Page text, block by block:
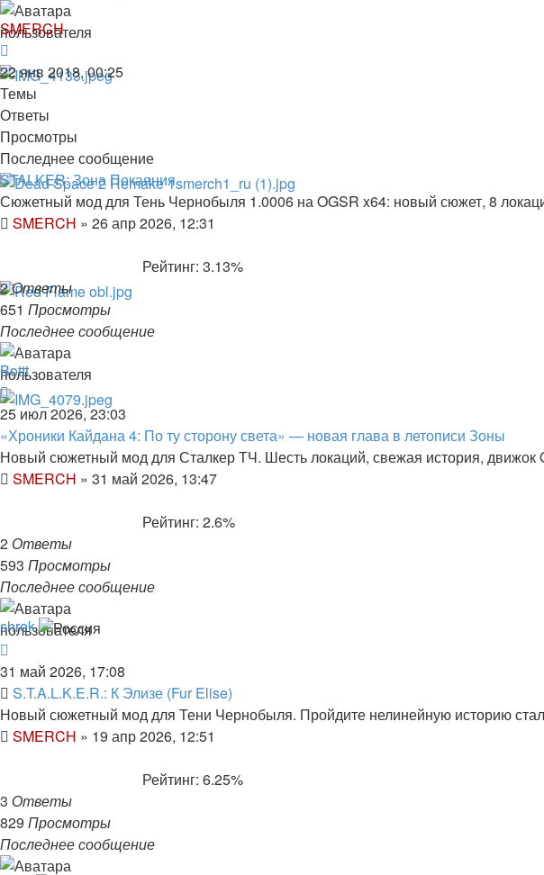
SMERCH
22 янв 2018, 00:25
Темы
Ответы
Просмотры
Последнее сообщение
STALKER: Зона Покаяния
Сюжетный мод для Тень Чернобыля 1.0006 на OGSR x64: новый сюжет, 8
SMERCH » 26 апр 2026, 12:31
Рейтинг: 3.13%
2Ответы
651 Просмотры
Последнее сообщение
Bottt
25 июл 2026, 23:03
«Хроники Кайдана 4: По ту сторону света» — новая глава в летописи Зоны
Новый сюжетный мод для Сталкер ТЧ. Шесть локаций, свежая история, движок
SMERCH » 31 май 2026, 13:47
Рейтинг: 2.6%
2 Ответы
593 Просмотры
Последнее сообщение
shrek
31 май 2026, 17:08
S.T.A.L.K.E.R.: К Элизе (Fur Elise)
Новый сюжетный мод для Тени Чернобыля. Пройдите нелинейную историю
SMERCH » 19 апр 2026, 12:51
Рейтинг: 6.25%
3 Ответы
829 Просмотры
Последнее сообщение